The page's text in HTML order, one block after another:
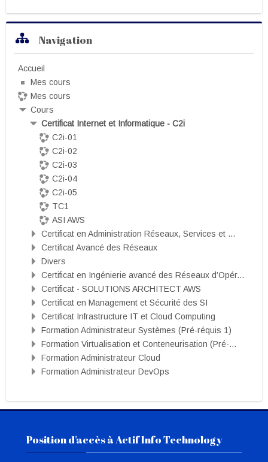
Navigation
Accueil
Mes cours
Mes cours
Cours
Certificat Internet et Informatique - C2i
C2i-01
C2i-02
C2i-03
C2i-04
C2i-05
TC1
ASI AWS
Certificat en Administration Réseaux, Services et ...
Certificat Avancé des Réseaux
Divers
Certificat en Ingénierie avancé des Réseaux d’Opér...
Certificat - SOLUTIONS ARCHITECT AWS
Certificat en Management et Sécurité des SI
Certificat Infrastructure IT et Cloud Computing
Formation Administrateur Systèmes (Pré-réquis 1)
Formation Virtualisation et Conteneurisation (Pré-...
Formation Administrateur Cloud
Formation Administrateur DevOps
Position d'accès à Actif Info Technology